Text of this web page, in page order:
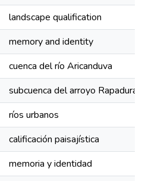
landscape qualification
memory and identity
cuenca del río Aricanduva
subcuenca del arroyo Rapadura
ríos urbanos
calificación paisajística
memoria y identidad